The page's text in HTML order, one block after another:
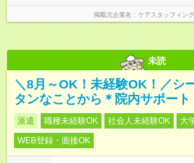
掲載元企業名 ケアスタッフィン
未読
＼8月～OK！未経験OK！／シ
タンなことから＊院内サポート
派遣 職種未経験OK 社会人未経験OK 大
WEB登録・面接OK